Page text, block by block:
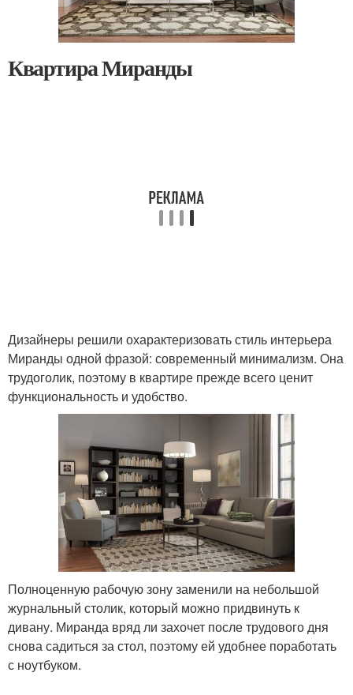
Квартира Миранды
Дизайнеры решили охарактеризовать стиль интерьера
Миранды одной фразой: современный минимализм. Она
трудоголик, поэтому в квартире прежде всего ценит
функциональность и удобство.
Полноценную рабочую зону заменили на небольшой
журнальный столик, который можно придвинуть к
дивану. Миранда вряд ли захочет после трудового дня
снова садиться за стол, поэтому ей удобнее поработать
с ноутбуком.